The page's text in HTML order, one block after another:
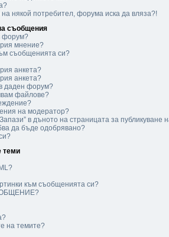
на някой потребител, форума иска да вляза?!
съобщения
форум?
мнение?
съобщенията си?
анкета?
анкета?
даден форум?
файлове?
на модератор?
в дъното на страницата за публикуване
да бъде одобрявано?
теми
към съобщенията си?
на темите?